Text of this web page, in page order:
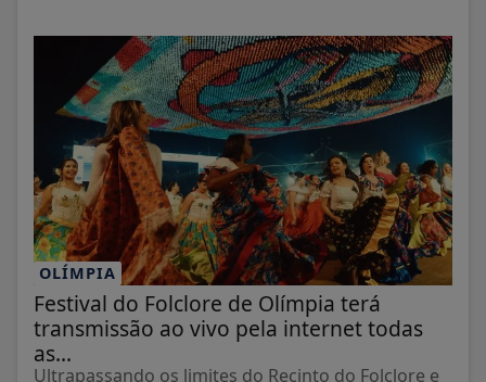
Festival do Folclore de Olímpia terá
transmissão ao vivo pela internet todas
as...
Ultrapassando os limites do Recinto do Folclore e
alcançando o mundo todo, o 62º...